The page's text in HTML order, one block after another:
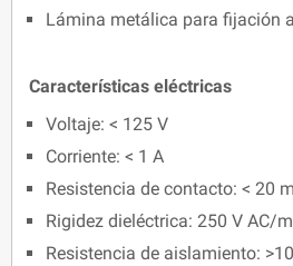
Lámina metálica para fijación
Características eléctricas
Voltaje: < 125 V
Corriente: < 1 A
Resistencia de contacto: < 20
Rigidez dieléctrica: 250 V AC/
Resistencia de aislamiento: